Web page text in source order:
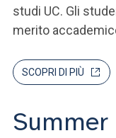
studi UC. Gli
merito
SCOPRI DI PIÙ